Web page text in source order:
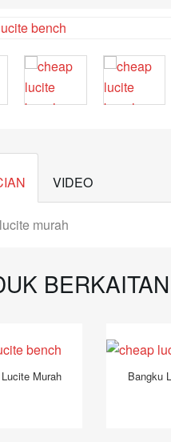
VIDEO
murah
BERKAITAN
Murah Bangku